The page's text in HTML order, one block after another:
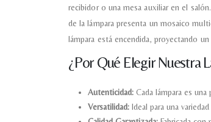
recibidor o una mesa auxiliar en el
de la lámpara presenta un mosaico
lámpara está encendida, proyectando
¿Por Qué Elegir Nuestra
Autenticidad: Cada lámpara es
Versatilidad: Ideal para una